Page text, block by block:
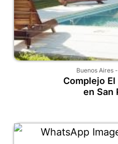
Buenos Aires-
Complejo
en San